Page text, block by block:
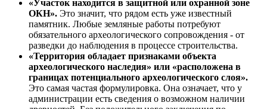
«Участок находится в защитной или охранной зоне
ОКН». Это значит, что рядом есть уже известный
памятник. Любые земляные работы потребуют
обязательного археологического сопровождения - от
разведки до наблюдения в процессе строительства.
«Территория обладает признаками объекта
археологического наследия» или «расположена в
границах потенциального археологического слоя».
Это самая частая формулировка. Она означает, что у
администрации есть сведения о возможном наличии